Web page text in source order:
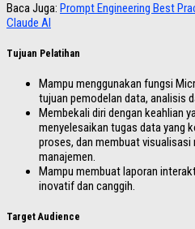
Baca Juga: Prompt Engineering Best
Claude AI
Tujuan Pelatihan
Mampu menggunakan fungsi
tujuan pemodelan data, analisis
Membekali diri dengan keahlian
menyelesaikan tugas data yang
proses, dan membuat
manajemen.
Mampu membuat laporan
inovatif dan canggih.
Target Audience